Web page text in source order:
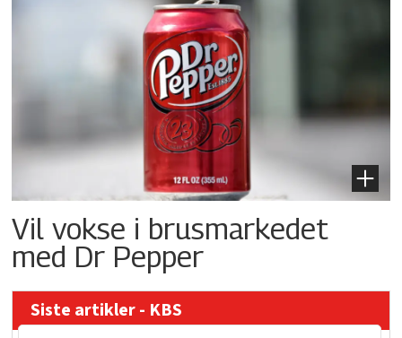
Vil vokse i brusmarkedet
med Dr Pepper
Siste artikler - KBS